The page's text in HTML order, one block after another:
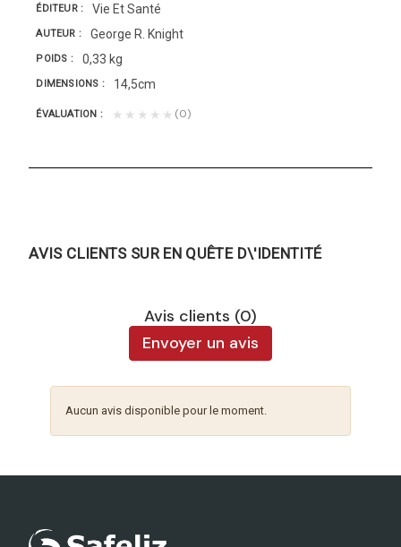
ÉDITEUR Vie Et Santé
AUTEUR George R. Knight
POIDS 0,33 kg
DIMENSIONS 14,5cm
ÉVALUATION ★★★★★ (0)
AVIS CLIENTS SUR EN QUÊTE D\'IDENTITÉ
Avis clients (0)
Envoyer un avis
Aucun avis disponible pour le moment.